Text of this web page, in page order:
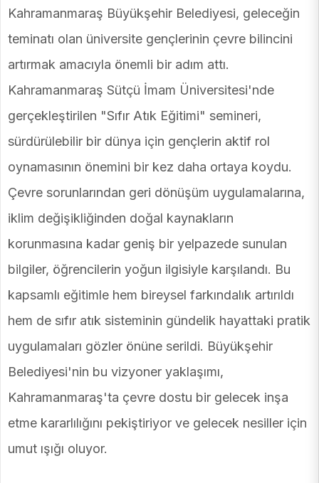
Kahramanmaraş Büyükşehir Belediyesi, geleceğin
teminatı olan üniversite gençlerinin çevre bilincini
artırmak amacıyla önemli bir adım attı.
Kahramanmaraş Sütçü İmam Üniversitesi'nde
gerçekleştirilen "Sıfır Atık Eğitimi" semineri,
sürdürülebilir bir dünya için gençlerin aktif rol
oynamasının önemini bir kez daha ortaya koydu.
Çevre sorunlarından geri dönüşüm uygulamalarına,
iklim değişikliğinden doğal kaynakların
korunmasına kadar geniş bir yelpazede sunulan
bilgiler, öğrencilerin yoğun ilgisiyle karşılandı. Bu
kapsamlı eğitimle hem bireysel farkındalık artırıldı
hem de sıfır atık sisteminin gündelik hayattaki pratik
uygulamaları gözler önüne serildi. Büyükşehir
Belediyesi'nin bu vizyoner yaklaşımı,
Kahramanmaraş'ta çevre dostu bir gelecek inşa
etme kararlılığını pekiştiriyor ve gelecek nesiller için
umut ışığı oluyor.